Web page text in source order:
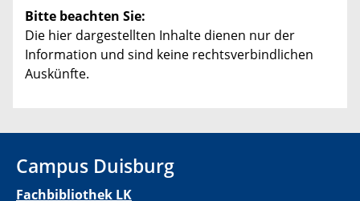
Bitte beachten Sie:
Die hier dargestellten Inhalte dienen nur der
Information und sind keine rechtsverbindlichen
Auskünfte.
Campus Duisburg
Fachbibliothek LK